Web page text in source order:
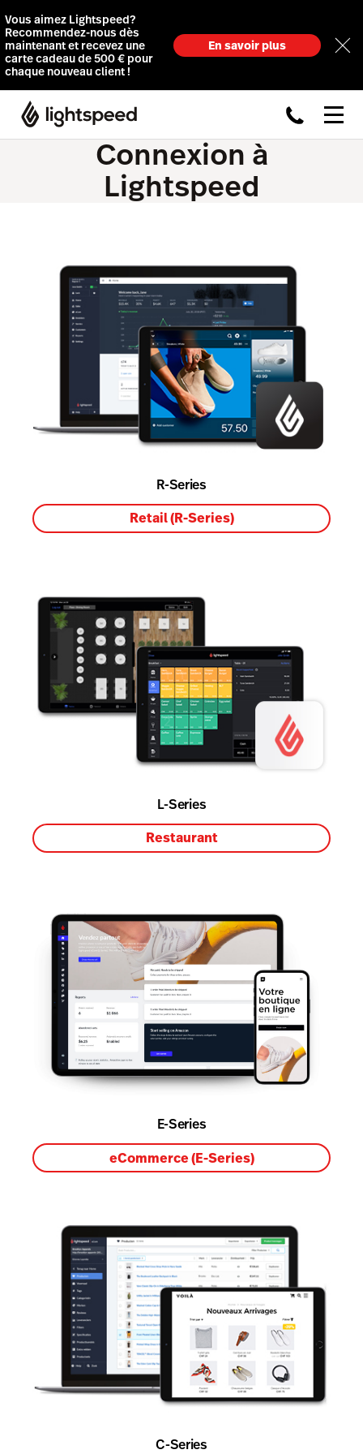
Vous aimez Lightspeed?
Recommendez-nous dès
maintenant et recevez une
carte cadeau de 500 € pour
chaque nouveau client !
En savoir plus
Connexion à
Lightspeed
R-Series
Retail (R-Series)
L-Series
Restaurant
E-Series
eCommerce (E-Series)
C-Series